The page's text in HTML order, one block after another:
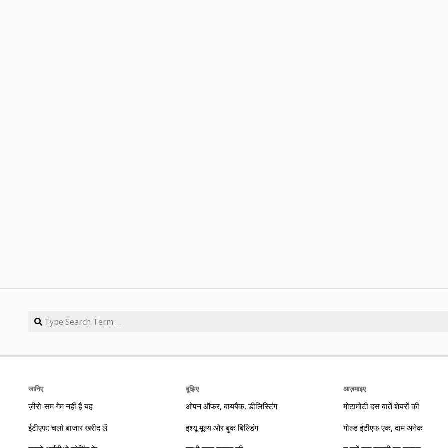
जानिए
ज़ीरो-सम गेम नहीं है यह
ईटीएफ: चलो बाजार खरीद लें
बूझिए
ओपन ऑफर, बायबैक, डीलिस्टिंग
इश्यू मूल्य और बुक बिल्डिंग
आज़माइए
मोटामोटी दस बातें शेयरों की
गोल्ड ईटीएफ एक, दाम अनेक